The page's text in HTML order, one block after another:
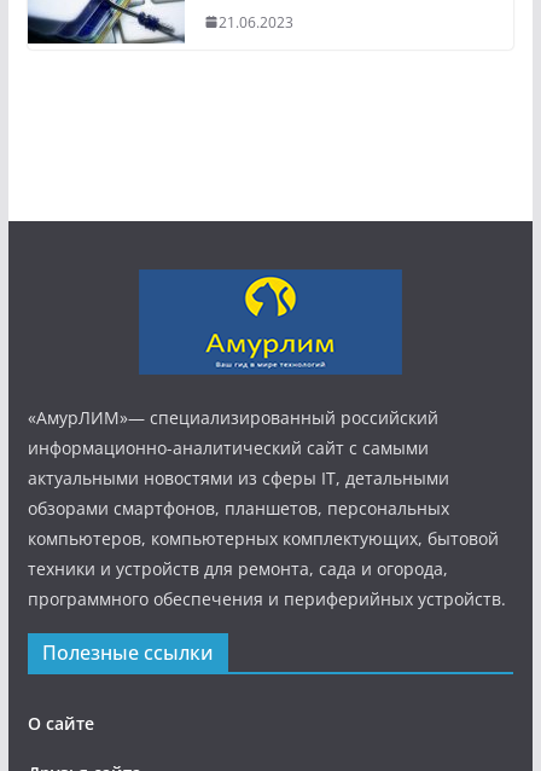
21.06.2023
«АмурЛИМ»— специализированный российский
информационно-аналитический сайт с самыми
актуальными новостями из сферы IT, детальными
обзорами смартфонов, планшетов, персональных
компьютеров, компьютерных комплектующих, бытовой
техники и устройств для ремонта, сада и огорода,
программного обеспечения и периферийных устройств.
Полезные ссылки
О сайте